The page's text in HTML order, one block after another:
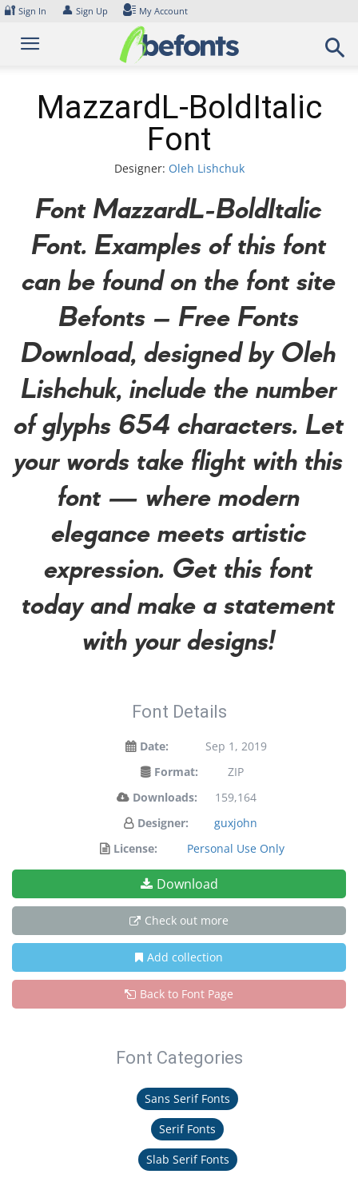
Skip
content
🔐 Sign In 👤 Sign Up My Account
MazzardL-BoldItalic
Font
Designer: Oleh Lishchuk
Font MazzardL-BoldItalic
Font. Examples of this font
can be found on the font site
Befonts – Free Fonts
Download, designed by Oleh
Lishchuk, include the number
of glyphs 654 characters. Let
your words take flight with this
font — where modern
elegance meets artistic
expression. Get this font
today and make a statement
with your designs!
Font Details
Date:
Sep 1, 2019
Format:
ZIP
Downloads:
159,164
Designer:
guxjohn
License:
Personal Use Only
Download
Check out more
Add collection
Back to Font Page
Font Categories
Sans Serif Fonts
Serif Fonts
Slab Serif Fonts